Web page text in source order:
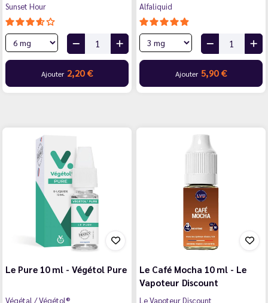
Sunset Hour
Ajouter 2,20 €
Alfaliquid
Ajouter 5,90 €
Le Pure 10 ml - Végétol Pure
Végétal / Végétol®
Le Café Mocha 10 ml - Le
Vapoteur Discount
Le Vapoteur Discount